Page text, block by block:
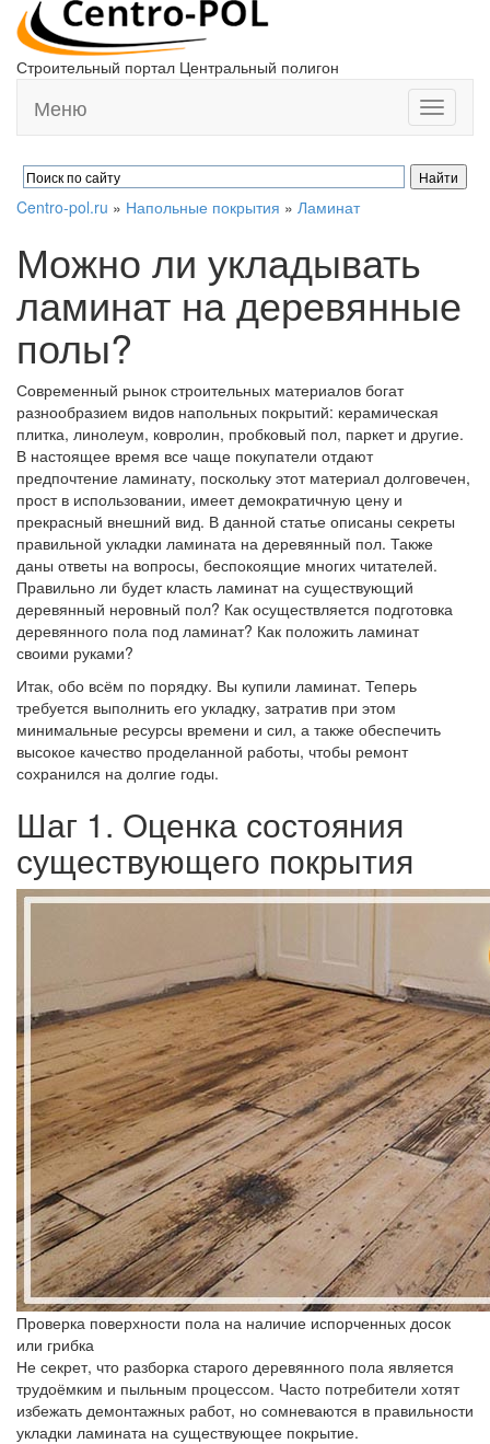
Строительный портал Центральный полигон
Toggle
Меню
Centro-pol.ru » Напольные покрытия » Ламинат
Можно ли укладывать
ламинат на деревянные
полы?
Современный рынок строительных материалов богат
разнообразием видов напольных покрытий: керамическая
плитка, линолеум, ковролин, пробковый пол, паркет и другие.
В настоящее время все чаще покупатели отдают
предпочтение ламинату, поскольку этот материал долговечен,
прост в использовании, имеет демократичную цену и
прекрасный внешний вид. В данной статье описаны секреты
правильной укладки ламината на деревянный пол. Также
даны ответы на вопросы, беспокоящие многих читателей.
Правильно ли будет класть ламинат на существующий
деревянный неровный пол? Как осуществляется подготовка
деревянного пола под ламинат? Как положить ламинат
своими руками?
Итак, обо всём по порядку. Вы купили ламинат. Теперь
требуется выполнить его укладку, затратив при этом
минимальные ресурсы времени и сил, а также обеспечить
высокое качество проделанной работы, чтобы ремонт
сохранился на долгие годы.
Шаг 1. Оценка состояния
существующего покрытия
Проверка поверхности пола на наличие испорченных досок
или грибка
Не секрет, что разборка старого деревянного пола является
трудоёмким и пыльным процессом. Часто потребители хотят
избежать демонтажных работ, но сомневаются в правильности
укладки ламината на существующее покрытие.